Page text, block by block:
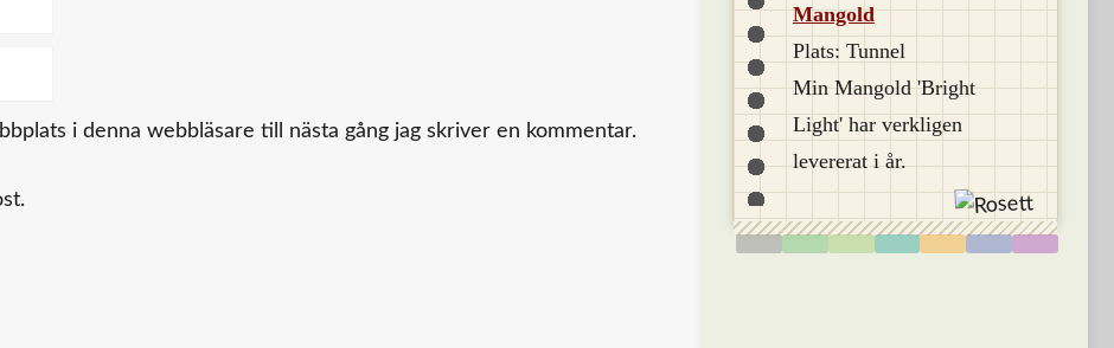
i denna webbläsare till nästa gång jag skriver en kommentar.
Mangold
Plats: Tunnel
Min Mangold 'Bright
Light' har verkligen
levererat i år.